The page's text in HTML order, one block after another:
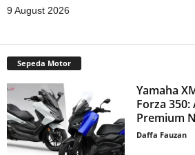
9 August 2026
Sepeda Motor
Yamaha
Forza
Premium
Daffa Fauzan